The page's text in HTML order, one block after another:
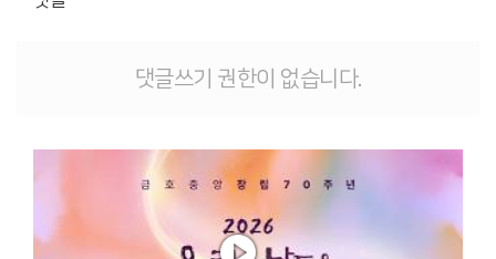
댓글쓰기 권한이 없습니다.